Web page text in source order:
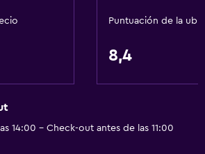
Puntuación de la
8,4
14:00 - Check-out antes de las 11:00